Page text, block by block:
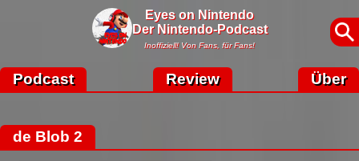
Eyes on Nintendo
Der Nintendo-Podcast
Inoffiziell! Von Fans, für Fans!
Podcast Review Über
de Blob 2